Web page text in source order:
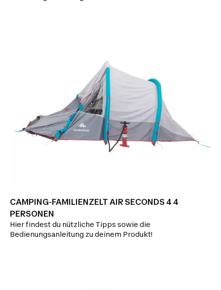
CAMPING-FAMILIENZELT AIR SECONDS 4 4
PERSONEN
Hier findest du nützliche Tipps sowie die
Bedienungsanleitung zu deinem Produkt!